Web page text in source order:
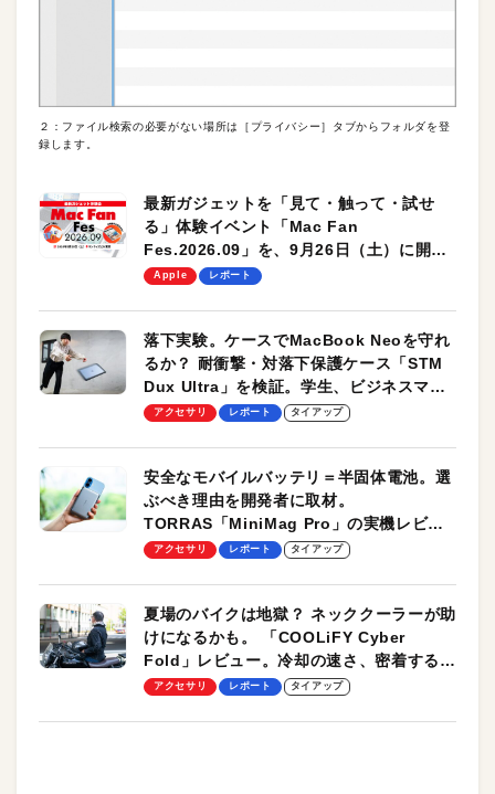
２：ファイル検索の必要がない場所は［プライバシー］タブからフォルダを登
録します。
最新ガジェットを「見て・触って・試せ
る」体験イベント「Mac Fan
Fes.2026.09」を、9月26日（土）に開催
します！
Apple レポート
落下実験。ケースでMacBook Neoを守れ
るか？ 耐衝撃・対落下保護ケース「STM
Dux Ultra」を検証。学生、ビジネスマン
のモバイルユースに最適！
アクセサリ レポート タイアップ
安全なモバイルバッテリ＝半固体電池。選
ぶべき理由を開発者に取材。
TORRAS「MiniMag Pro」の実機レビュ
ーも
アクセサリ レポート タイアップ
夏場のバイクは地獄？ ネッククーラーが助
けになるかも。 「COOLiFY Cyber
Fold」レビュー。冷却の速さ、密着する冷
却プレート、シンプルな操作性がグッド！
アクセサリ レポート タイアップ